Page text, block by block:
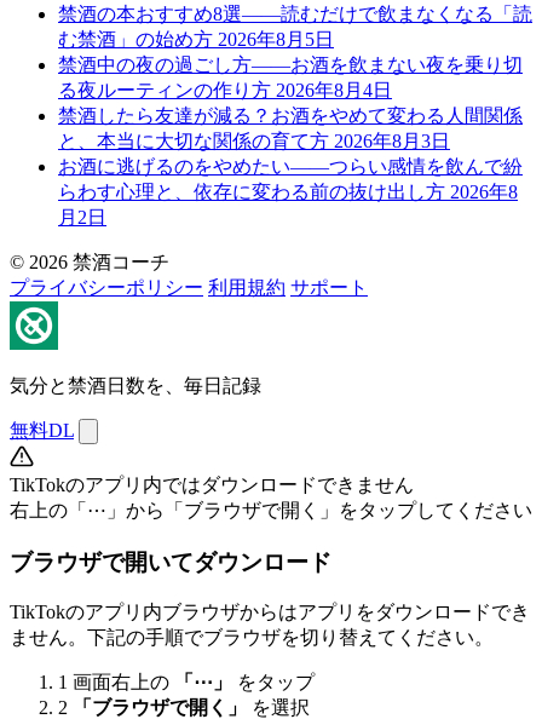
禁酒の本おすすめ8選——読むだけで飲まなくなる「読
む禁酒」の始め方 2026年8月5日
禁酒中の夜の過ごし方——お酒を飲まない夜を乗り切
る夜ルーティンの作り方 2026年8月4日
禁酒したら友達が減る？お酒をやめて変わる人間関係
と、本当に大切な関係の育て方 2026年8月3日
お酒に逃げるのをやめたい——つらい感情を飲んで紛
らわす心理と、依存に変わる前の抜け出し方 2026年8
月2日
© 2026 禁酒コーチ
プライバシーポリシー 利用規約 サポート
気分と禁酒日数を、毎日記録
無料DL
TikTokのアプリ内ではダウンロードできません
右上の「⋯」から「ブラウザで開く」をタップしてください
ブラウザで開いてダウンロード
TikTokのアプリ内ブラウザからはアプリをダウンロードでき
ません。下記の手順でブラウザを切り替えてください。
1 画面右上の 「⋯」
をタップ
2
「ブラウザで開く」 を選択